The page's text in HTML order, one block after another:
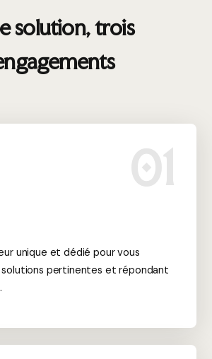
solution, trois
01
unique et dédié pour vous
pertinentes et répondant